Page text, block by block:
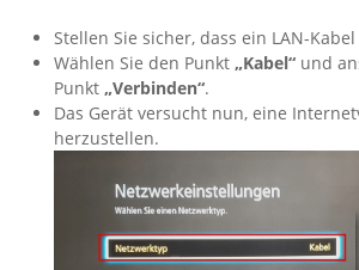
Stellen Sie sicher, dass ein LAN-
Wählen Sie den Punkt „Kabel“ und
Punkt „Verbinden“.
Das Gerät versucht nun, eine
herzustellen.